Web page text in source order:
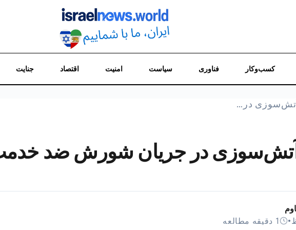
کسب‌وکار فناوری سیاست امنیت اقتصاد جنایت
آتش‌سوزی در…
آتش‌سوزی در جریان شورش ضد خدمت
• 1 دقیقه مطالعه